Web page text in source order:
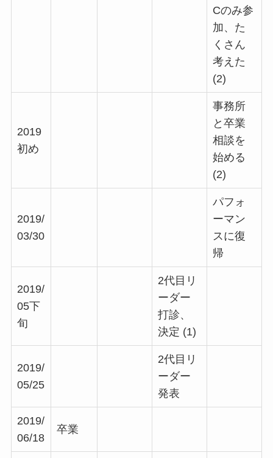
Cのみ参
加、た
くさん
考えた
(2)
2019
初め
事務所
と卒業
相談を
始める
(2)
2019/
03/30
パフォ
ーマン
スに復
帰
2019/
05下
旬
2代目リ
ーダー
打診、
決定 (1)
2019/
05/25
2代目リ
ーダー
発表
2019/
06/18
卒業